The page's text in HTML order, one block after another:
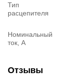
Тип
расцепителя
Номинальный
ток, А
Отзывы